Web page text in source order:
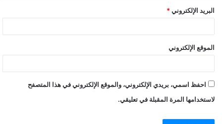
البريد الإلكتروني *
الموقع الإلكتروني
احفظ اسمي، بريدي الإلكتروني، والموقع الإلكتروني في هذا المتصفح
لاستخدامها المرة المقبلة في تعليقي.